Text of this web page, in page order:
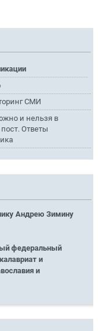
СМИ
и нельзя в
Ответы
Андрею Зимину
федеральный
и
и